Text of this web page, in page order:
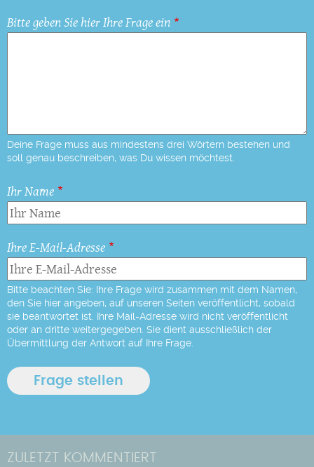
Bitte geben Sie hier Ihre Frage ein
Deine Frage muss aus mindestens drei Wörtern bestehen und
soll genau beschreiben, was Du wissen möchtest.
Ihr Name
Ihre E-Mail-Adresse
Bitte beachten Sie: Ihre Frage wird zusammen mit dem Namen,
den Sie hier angeben, auf unseren Seiten veröffentlicht, sobald
sie beantwortet ist. Ihre Mail-Adresse wird nicht veröffentlicht
oder an dritte weitergegeben. Sie dient ausschließlich der
Übermittlung der Antwort auf Ihre Frage.
ZULETZT KOMMENTIERT